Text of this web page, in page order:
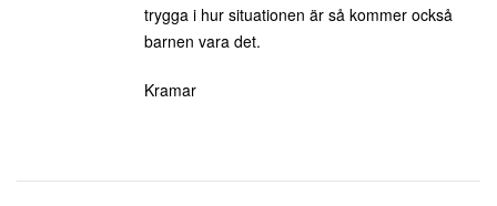
trygga i hur situationen är så kommer också
barnen vara det.
Kramar